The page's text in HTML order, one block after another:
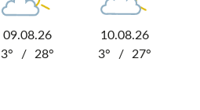
09.08.26
3°
/ 28°
10.08.26
3°
/ 27°